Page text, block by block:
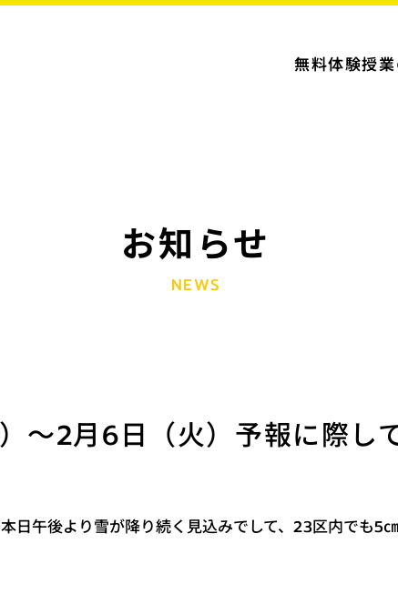
無料体験授
お知らせ
NEWS
～2月6日（火）予報に際し
日午後より雪が降り続く見込みでして、23区内でも5